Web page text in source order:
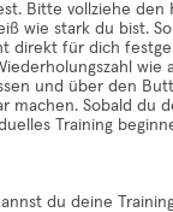
Bitte vollziehe den
wie stark du bist.
direkt für dich
wie
und über den
machen. Sobald du
Training
du deine